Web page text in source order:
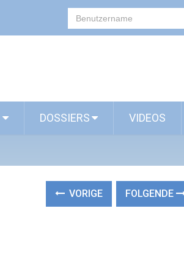
DOSSIERS VIDEOS
VORIGE FOLGENDE